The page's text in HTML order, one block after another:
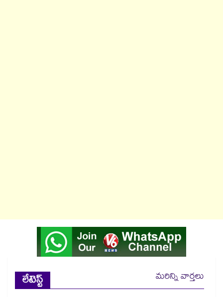
లేటెస్ట్
మరిన్ని వార్తలు